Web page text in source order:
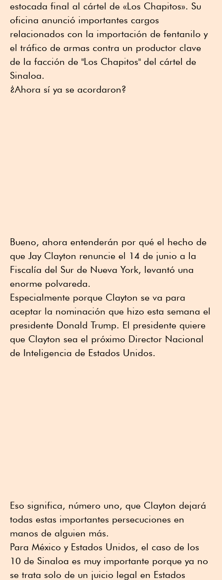
estocada final al cártel de «Los Chapitos». Su
oficina anunció importantes cargos
relacionados con la importación de fentanilo y
el tráfico de armas contra un productor clave
de la facción de "Los Chapitos" del cártel de
Sinaloa.
¿Ahora sí ya se acordaron?
Bueno, ahora entenderán por qué el hecho de
que Jay Clayton renuncie el 14 de junio a la
Fiscalía del Sur de Nueva York, levantó una
enorme polvareda.
Especialmente porque Clayton se va para
aceptar la nominación que hizo esta semana el
presidente Donald Trump. El presidente quiere
que Clayton sea el próximo Director Nacional
de Inteligencia de Estados Unidos.
Eso significa, número uno, que Clayton dejará
todas estas importantes persecuciones en
manos de alguien más.
Para México y Estados Unidos, el caso de los
10 de Sinaloa es muy importante porque ya no
se trata solo de un juicio legal en Estados